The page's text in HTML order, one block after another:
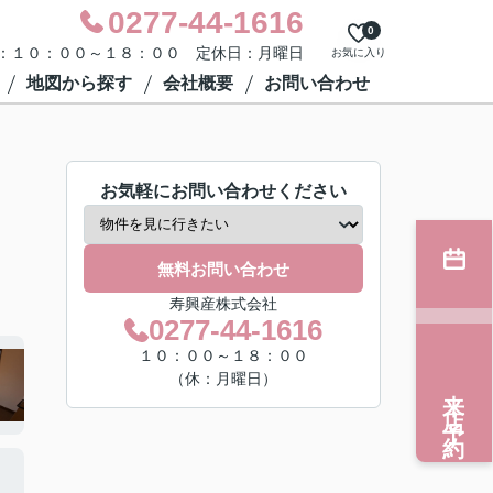
0277-44-1616
１０：００～１８：００ 定休日：月曜日 お気に入り
0
地図から探す 会社概要 お問い合わせ
お気軽にお問い合わせください
無料お問い合わせ
寿興産株式会社
0277-44-1616
１０：００～１８：００
（休：月曜日）
来店予約